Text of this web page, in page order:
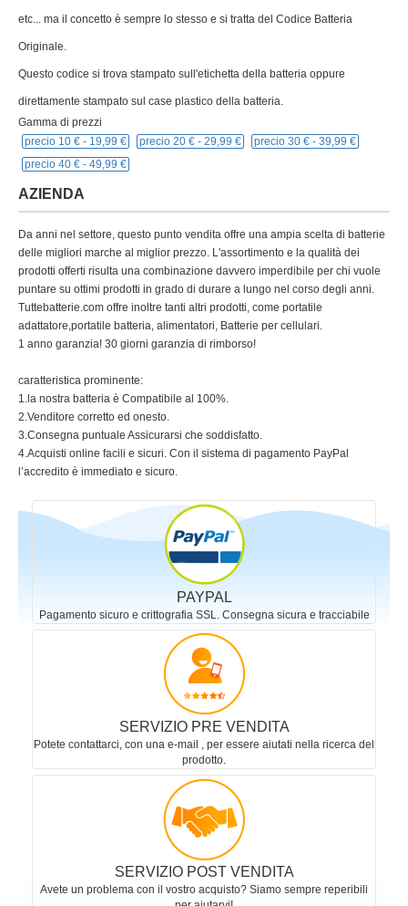
etc... ma il concetto è sempre lo stesso e si tratta del Codice Batteria
Originale.
Questo codice si trova stampato sull'etichetta della batteria oppure
direttamente stampato sul case plastico della batteria.
Gamma di prezzi
precio 10 € - 19,99 € precio 20 € - 29,99 € precio 30 € - 39,99 €
precio 40 € - 49,99 €
AZIENDA
Da anni nel settore, questo punto vendita offre una ampia scelta di batterie
delle migliori marche al miglior prezzo. L'assortimento e la qualità dei
prodotti offerti risulta una combinazione davvero imperdibile per chi vuole
puntare su ottimi prodotti in grado di durare a lungo nel corso degli anni.
Tuttebatterie.com offre inoltre tanti altri prodotti, come portatile
adattatore,portatile batteria, alimentatori, Batterie per cellulari.
1 anno garanzia! 30 giorni garanzia di rimborso!
caratteristica prominente:
1.la nostra batteria è Compatibile al 100%.
2.Venditore corretto ed onesto.
3.Consegna puntuale Assicurarsi che soddisfatto.
4.Acquisti online facili e sicuri. Con il sistema di pagamento PayPal
l’accredito è immediato e sicuro.
PAYPAL
Pagamento sicuro e crittografia SSL. Consegna sicura e tracciabile
SERVIZIO PRE VENDITA
Potete contattarci, con una e-mail , per essere aiutati nella ricerca del
prodotto.
SERVIZIO POST VENDITA
Avete un problema con il vostro acquisto? Siamo sempre reperibili